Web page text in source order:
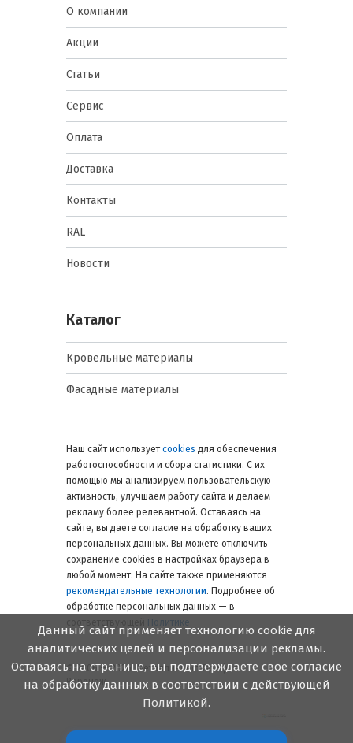
О компании
Акции
Статьи
Сервис
Оплата
Доставка
Контакты
RAL
Новости
Каталог
Кровельные материалы
Фасадные материалы
Наш сайт использует cookies для обеспечения
работоспособности и сбора статистики. С их
помощью мы анализируем пользовательскую
активность, улучшаем работу сайта и делаем
рекламу более релевантной. Оставаясь на
сайте, вы даете согласие на обработку ваших
персональных данных. Вы можете отключить
сохранение cookies в настройках браузера в
любой момент. На сайте также применяются
рекомендательные технологии. Подробнее об
обработке персональных данных — в
Политике
© 2006 — 2026. Металлинвест Профиль.
Воронеж
Данный сайт применяет технологию cookie для
аналитических целей и персонализации рекламы.
Оставаясь на странице, вы подтверждаете свое согласие
на обработку данных в соответствии с действующей
Политикой.